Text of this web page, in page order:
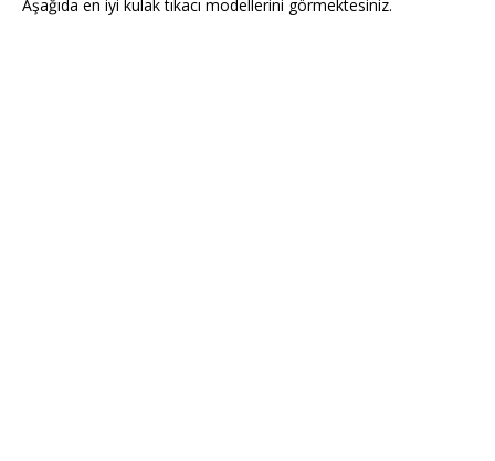
Aşağıda en iyi kulak tıkacı modellerini görmektesiniz.